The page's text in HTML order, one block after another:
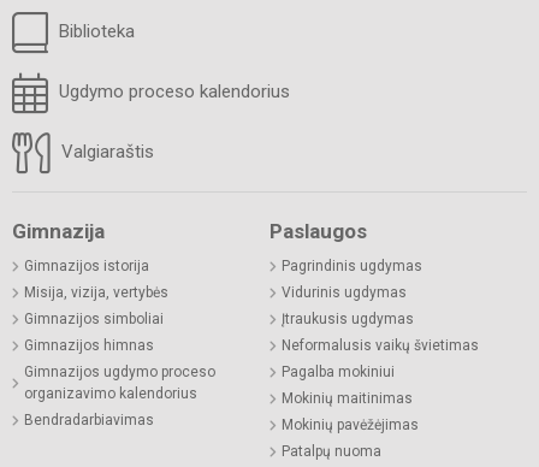
Biblioteka
Ugdymo proceso kalendorius
Valgiaraštis
Gimnazija
Gimnazijos istorija
Misija, vizija, vertybės
Gimnazijos simboliai
Gimnazijos himnas
Gimnazijos ugdymo proceso
organizavimo kalendorius
Bendradarbiavimas
Paslaugos
Pagrindinis ugdymas
Vidurinis ugdymas
Įtraukusis ugdymas
Neformalusis vaikų švietimas
Pagalba mokiniui
Mokinių maitinimas
Mokinių pavėžėjimas
Patalpų nuoma